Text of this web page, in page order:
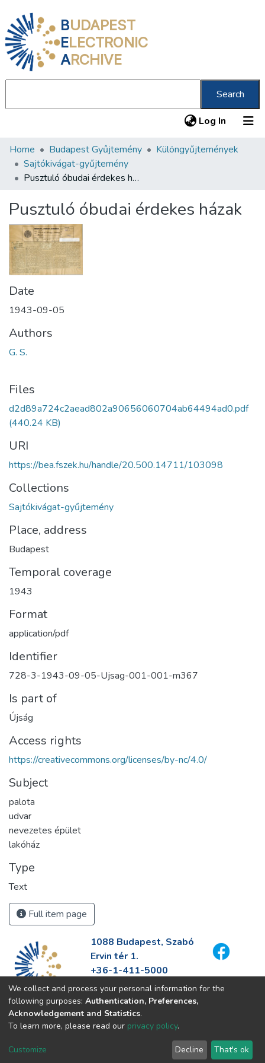
BUDAPEST
ELECTRONIC
ARCHIVE
Search
Log In (current)
Communities & Collections
All of DSpace
About us
Home Budapest Gyűjtemény
Különgyűjtemények
Sajtókivágat-gyűjtemény
Pusztuló óbudai érdekes házak
Pusztuló óbudai érdekes házak
Date
1943-09-05
Authors
G. S.
Files
d2d89a724c2aead802a90656060704ab64494ad0.pdf
(440.24 KB)
URI
https://bea.fszek.hu/handle/20.500.14711/103098
Collections
Sajtókivágat-gyűjtemény
Place, address
Budapest
Temporal coverage
1943
Format
application/pdf
Identifier
728-3-1943-09-05-Ujsag-001-001-m367
Is part of
Újság
Access rights
https://creativecommons.org/licenses/by-nc/4.0/
Subject
palota
udvar
nevezetes épület
lakóház
Type
Text
Full item page
1088 Budapest, Szabó
Ervin tér 1.
+36-1-411-5000
info@fszek.hu
https://fszek.hu
We collect and process your personal information for the
following purposes: Authentication, Preferences,
Acknowledgement and Statistics.
To learn more, please read our privacy policy.
Customize Decline That's ok